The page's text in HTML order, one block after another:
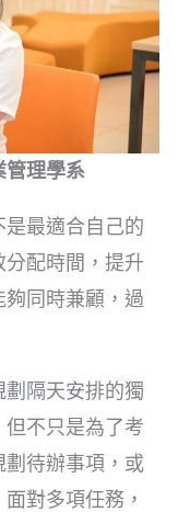
管理學系
最適合自己的
配時間，提升
同時兼顧，過
隔天安排的獨
不只是為了考
劃待辦事項，或
對多項任務，